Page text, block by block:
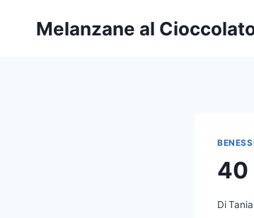
Melanzane al
40
Di